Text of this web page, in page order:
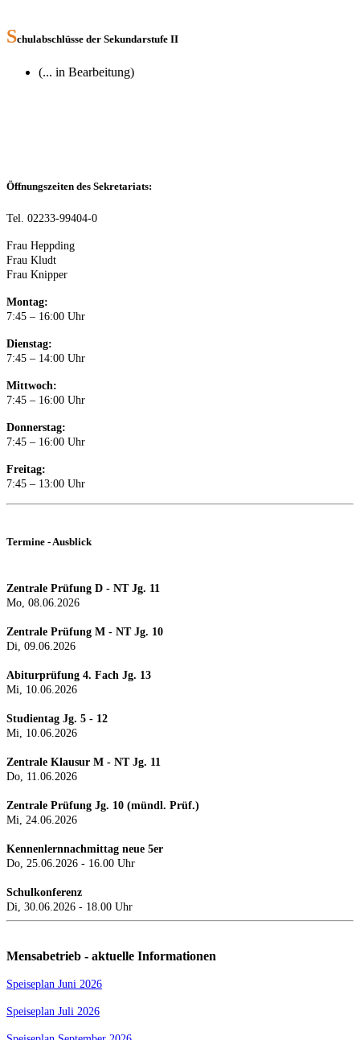
Schulabschlüsse der Sekundarstufe II
(... in Bearbeitung)
Öffnungszeiten des Sekretariats:
Tel. 02233-99404-0
Frau Heppding
Frau Kludt
Frau Knipper
Montag:
7:45 – 16:00 Uhr
Dienstag:
7:45 – 14:00 Uhr
Mittwoch:
7:45 – 16:00 Uhr
Donnerstag:
7:45 – 16:00 Uhr
Freitag:
7:45 – 13:00 Uhr
Termine - Ausblick
Zentrale Prüfung D - NT Jg. 11
Mo, 08.06.2026
Zentrale Prüfung M - NT Jg. 10
Di, 09.06.2026
Abiturprüfung 4. Fach Jg. 13
Mi, 10.06.2026
Studientag Jg. 5 - 12
Mi, 10.06.2026
Zentrale Klausur M - NT Jg. 11
Do, 11.06.2026
Zentrale Prüfung Jg. 10 (mündl. Prüf.)
Mi, 24.06.2026
Kennenlernnachmittag neue 5er
Do, 25.06.2026 - 16.00 Uhr
Schulkonferenz
Di, 30.06.2026 - 18.00 Uhr
Mensabetrieb - aktuelle Informationen
Speiseplan Juni 2026
Speiseplan Juli 2026